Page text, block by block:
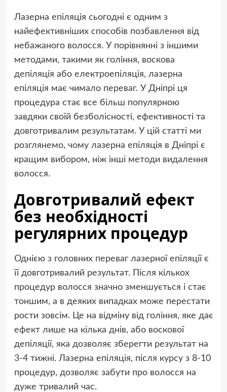
Лазерна епіляція сьогодні є одним з
найефективніших способів позбавлення від
небажаного волосся. У порівнянні з іншими
методами, такими як гоління, воскова
депіляція або електроепіляція, лазерна
епіляція має чимало переваг. У Дніпрі ця
процедура стає все більш популярною
завдяки своїй безболісності, ефективності та
довготривалим результатам. У цій статті ми
розглянемо, чому лазерна епіляція в Дніпрі є
кращим вибором, ніж інші методи видалення
волосся.
Довготривалий ефект
без необхідності
регулярних процедур
Однією з головних переваг лазерної епіляції є
її довготривалий результат. Після кількох
процедур волосся значно зменшується і стає
тоншим, а в деяких випадках може перестати
рости зовсім. Це на відміну від гоління, яке дає
ефект лише на кілька днів, або воскової
депіляції, яка дозволяє зберегти результат на
3-4 тижні. Лазерна епіляція, після курсу з 8-10
процедур, дозволяє забути про волосся на
дуже тривалий час.